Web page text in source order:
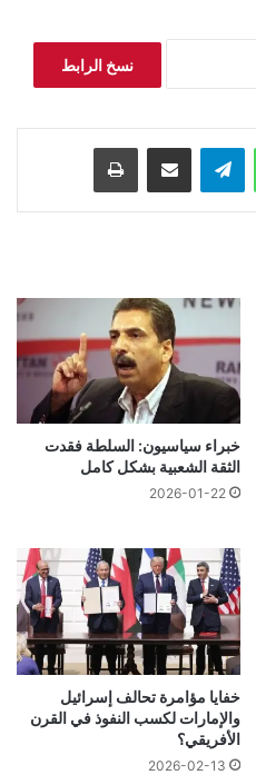
نسخ الرابط
واتساب تيلقرام مشاركة عبر البريد طباعة
خبراء سياسيون: السلطة فقدت
الثقة الشعبية بشكل كامل
2026-01-22
خفايا مؤامرة تحالف إسرائيل
والإمارات لكسب النفوذ في القرن
الأفريقي؟
2026-02-13